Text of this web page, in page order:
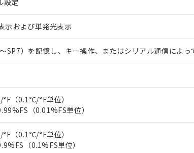
設定
示および単発光表示
SP7）を記憶し、キー操作、またはシリアル通信によっ
（0.1℃/°F単位）
（0.01%FS単位）
（0.1℃/°F単位）
（0.1%FS単位）
同意のうえご利用ください。
器事業取扱商品の当社在庫状況および標準価格(税抜)を
会結果は、記載している更新日時点での社内データに
での実際の在庫および標準価格とは異なる場合があるこ
価格はお客様のお取引先、またはお客様担当のオムロ
い。
10物質）の非含有に非対応の商品で、対応品を出す予
（10物質）の非含有の対応状況を調査中または確認中の
形物で、有害物質有無と関係のない商品です。
部品としていたものが、含有品と判明した場合などやむ
以下、 カドミウム(Cd) 100ppm以下、
臭化ビフェニル類(PBB) 1000ppm以下、ポリ臭化ジフェニルエーテル類
イソブチル (DIBP) 1000ppm以下
御機器に対する適用除外項目は除く。
閾値を超える意図的な使用がないことを確認しています。
中国RoHSの基準値以下であることを示します。
中国RoHSの基準値を超えていることを示します。
部門へお問い合わせください。
：
、 Cd(カドミウム) : 100ppm、
ポリ臭化ビフェニル類) : 1000ppm、 PBDEs(ポリ臭化ジフェニルエーテ
DIBP(フタル酸ジイソブチル) : 1000ppm、 BBP(フタル酸ブチルベンジル
うち、外国為替および外国貿易法に定める商品（以下｢
場合は、完全に破砕するなど、違法に輸出されないよう
、ミサイル、化学兵器、生物兵器またはその他武器並び
せん。
に販売する場合は、上記1、2および3の内容を当該第三
り
在庫あり